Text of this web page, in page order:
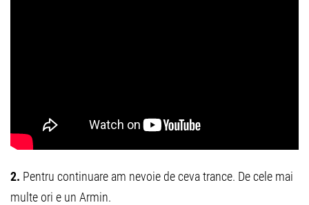
2. Pentru continuare am nevoie de ceva trance. De cele mai
multe ori e un Armin.